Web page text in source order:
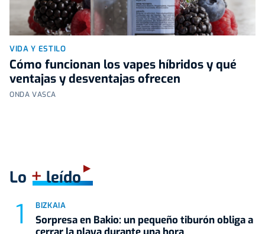
VIDA Y ESTILO
Cómo funcionan los vapes híbridos y qué
ventajas y desventajas ofrecen
ONDA VASCA
Lo +leído
BIZKAIA
Sorpresa en Bakio: un pequeño tiburón obliga a